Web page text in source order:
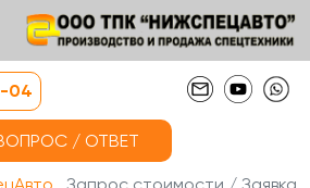
04
/ ОТВЕТ